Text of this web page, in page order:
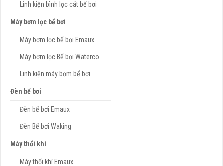
Linh kiện bình lọc cát bể bơi
Máy bơm lọc bể bơi
Máy bơm lọc bể bơi Emaux
Máy bơm lọc Bể bơi Waterco
Linh kiện máy bơm bể bơi
Đèn bể bơi
Đèn bể bơi Emaux
Đèn Bể bơi Waking
Máy thổi khí
Máy thổi khí Emaux